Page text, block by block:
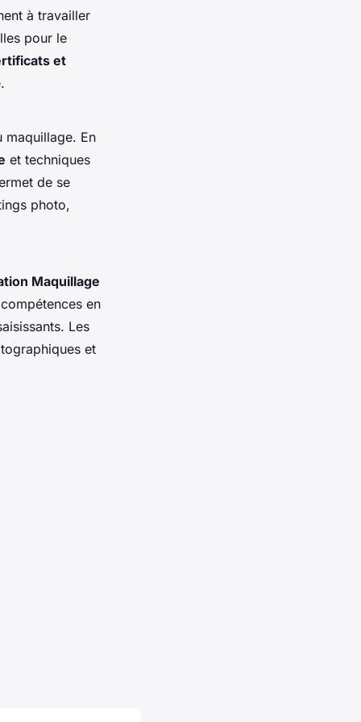
à travailler
pour le
et
maquillage. En
et techniques
de se
photo,
Maquillage
en
Les
et